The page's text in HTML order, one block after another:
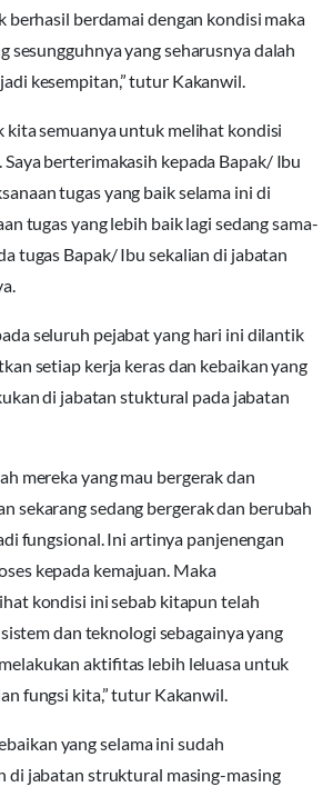
berhasil berdamai dengan kondisi maka
sesungguhnya yang seharusnya dalah
kesempitan,” tutur Kakanwil.
kita semuanya untuk melihat kondisi
Saya berterimakasih kepada Bapak/ Ibu
tugas yang baik selama ini di
tugas yang lebih baik lagi sedang sama-
tugas Bapak/ Ibu sekalian di jabatan
seluruh pejabat yang hari ini dilantik
setiap kerja keras dan kebaikan yang
di jabatan stuktural pada jabatan
mereka yang mau bergerak dan
sekarang sedang bergerak dan berubah
fungsional. Ini artinya panjenengan
kepada kemajuan. Maka
kondisi ini sebab kitapun telah
dan teknologi sebagainya yang
aktifitas lebih leluasa untuk
fungsi kita,” tutur Kakanwil.
yang selama ini sudah
di jabatan struktural masing-masing